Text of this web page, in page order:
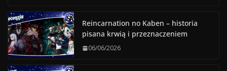
Reincarnation no Kaben – historia
pisana krwią i przeznaczeniem
06/06/2026